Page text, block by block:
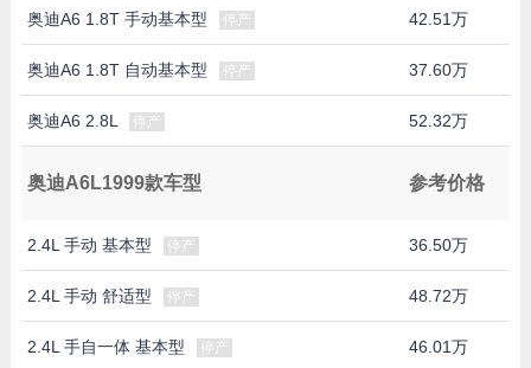
奥迪A6 1.8T 手动基本型 停产 42.51万
奥迪A6 1.8T 自动基本型 停产 37.60万
奥迪A6 2.8L 停产 52.32万
奥迪A6L1999款车型 参考价格
2.4L 手动 基本型 停产 36.50万
2.4L 手动 舒适型 停产 48.72万
2.4L 手自一体 基本型 停产 46.01万